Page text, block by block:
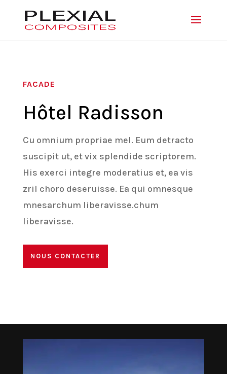
FACADE
Hôtel Radisson
Cu omnium propriae mel. Eum detracto
suscipit ut, et vix splendide scriptorem.
His exerci integre moderatius et, ea vis
zril choro deseruisse. Ea qui omnesque
mnesarchum liberavisse.chum
liberavisse.
NOUS CONTACTER